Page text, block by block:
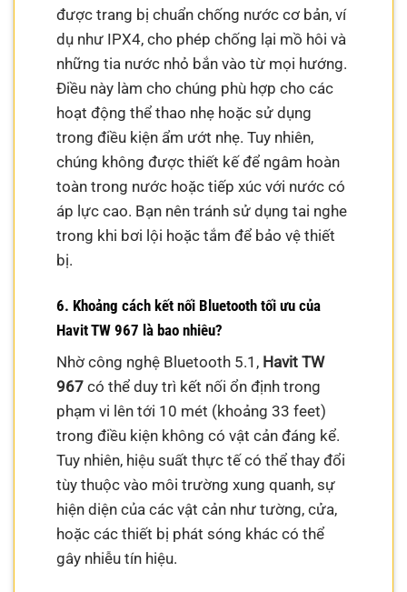
được trang bị chuẩn chống nước cơ bản, ví
dụ như IPX4, cho phép chống lại mồ hôi và
những tia nước nhỏ bắn vào từ mọi hướng.
Điều này làm cho chúng phù hợp cho các
hoạt động thể thao nhẹ hoặc sử dụng
trong điều kiện ẩm ướt nhẹ. Tuy nhiên,
chúng không được thiết kế để ngâm hoàn
toàn trong nước hoặc tiếp xúc với nước có
áp lực cao. Bạn nên tránh sử dụng tai nghe
trong khi bơi lội hoặc tắm để bảo vệ thiết
bị.
6. Khoảng cách kết nối Bluetooth tối ưu của
Havit TW 967 là bao nhiêu?
Nhờ công nghệ Bluetooth 5.1, Havit TW
967 có thể duy trì kết nối ổn định trong
phạm vi lên tới 10 mét (khoảng 33 feet)
trong điều kiện không có vật cản đáng kể.
Tuy nhiên, hiệu suất thực tế có thể thay đổi
tùy thuộc vào môi trường xung quanh, sự
hiện diện của các vật cản như tường, cửa,
hoặc các thiết bị phát sóng khác có thể
gây nhiễu tín hiệu.